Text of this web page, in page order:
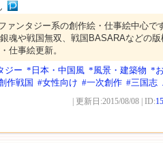
ァンタジー系の創作絵・仕事絵中心で
魂や戦国無双、戦国BASARAなどの
仕事絵更新。
ジー *日本・中国風 *風景・建築物 *
作戦国 #女性向け #一次創作 #三国志
| 更新日:2015/08/08 | ID: